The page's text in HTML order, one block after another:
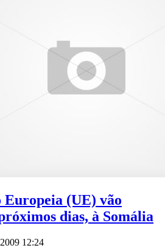
(UE) vão
dias, à Somália
12:24